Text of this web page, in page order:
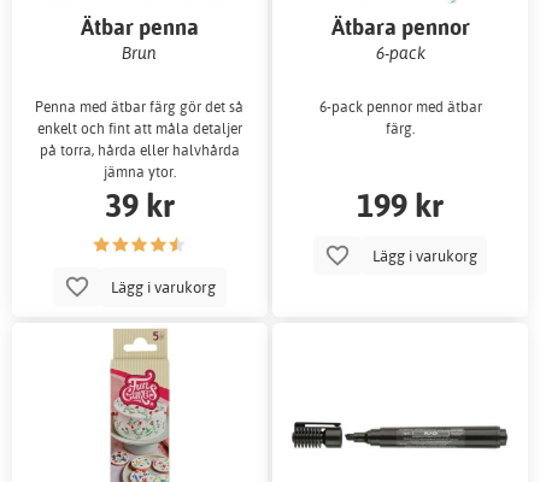
Ätbar penna
Brun
Penna med ätbar färg gör det så
enkelt och fint att måla detaljer
på torra, hårda eller halvhårda
jämna ytor.
39 kr
Lägg i varukorg
Ätbara pennor
6-pack
6-pack pennor med ätbar
färg.
199 kr
Lägg i varukorg